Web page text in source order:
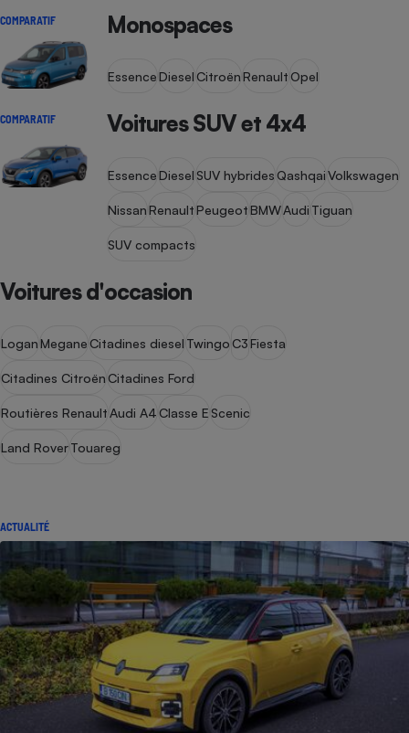
COMPARATIF Monospaces
EssenceDiesel CitroënRenault Opel
COMPARATIF Voitures SUV et 4x4
EssenceDiesel SUV hybrides QashqaiVolkswagen
NissanRenaultPeugeotBMWAudi Tiguan
SUV compacts
Voitures d'occasion
LoganMegane Citadines diesel Twingo C3Fiesta
Citadines Citroën Citadines Ford
Routières RenaultAudi A4 Classe E Scenic
Land RoverTouareg
ACTUALITÉ